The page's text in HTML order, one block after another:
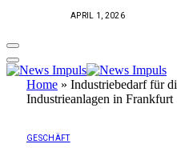
APRIL 1, 2026
Home » Industriebedarf für
Industrieanlagen in Frankfurt
GESCHÄFT